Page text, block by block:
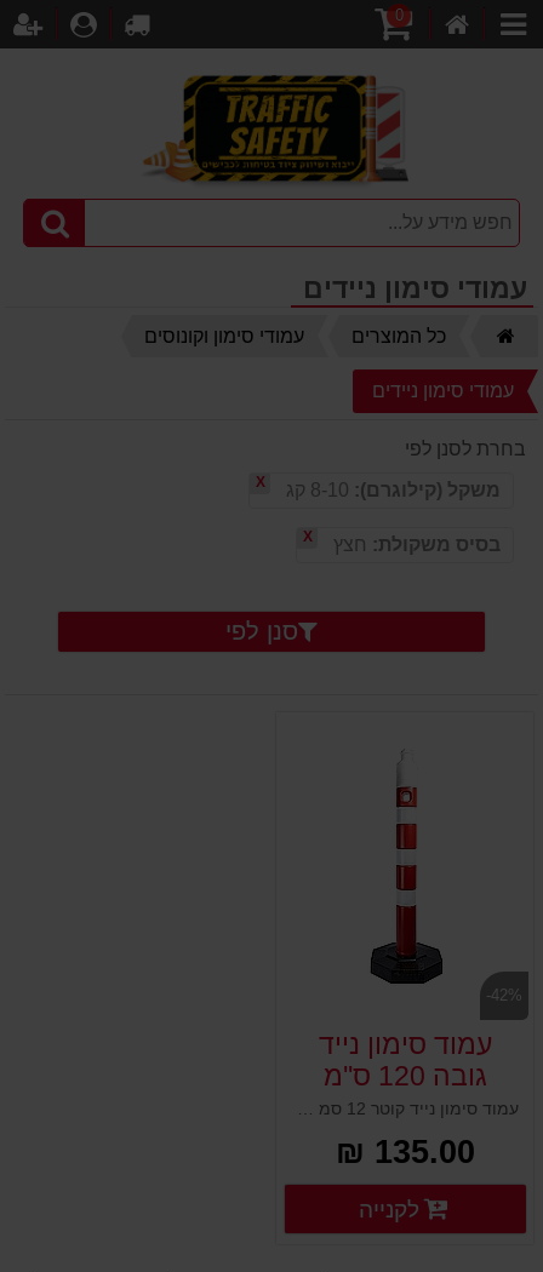
קטגוריות
קניות
0
לקופה
עמודי סימון ניידים
כל המוצרים עמודי סימון וקונוסים
עמודי סימון ניידים
בחרת לסנן לפי
משקל (קילוגרם):
X
בסיס משקולת: חצץ X
סנן לפי
-42%
עמוד סימון נייד
גובה 120 ס''מ
קוטר 12 ס''מ בסיס
כבד
עמוד סימון נייד קוטר 12 סמ בסיס כבד תוצרת אירופה. נועד לסמן מתחמי עבודות עפר וכביש, אתרי בניה ותשתיות. העמוד עשוי פלסטיק קשיח ונועד להיות עמיד וחסון לאורך שנים בתנאי חוץ. בעל צבעים זוהרים ובולטים למרחק והרתעה. ניתן להתקין אביזרים נוספים על העמוד
135.00 ₪
פרטים נוספים
לקנייה